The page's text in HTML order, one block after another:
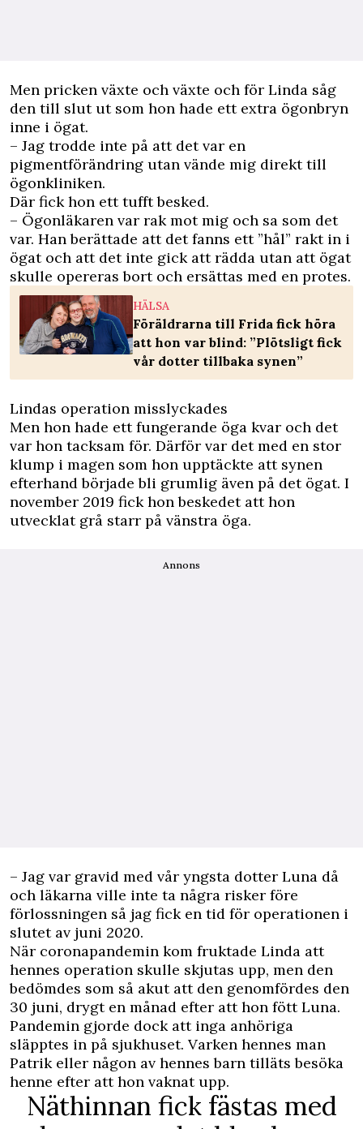
Men pricken växte och växte och för Linda såg
den till slut ut som hon hade ett extra ögonbryn
inne i ögat.
– Jag trodde inte på att det var en
pigmentförändring utan vände mig direkt till
ögonkliniken.
Där fick hon ett tufft besked.
– Ögonläkaren var rak mot mig och sa som det
var. Han berättade att det fanns ett ”hål” rakt in i
ögat och att det inte gick att rädda utan att ögat
skulle opereras bort och ersättas med en protes.
HÄLSA
Föräldrarna till Frida fick höra
att hon var blind: ”Plötsligt fick
vår dotter tillbaka synen”
Lindas operation misslyckades
Men hon hade ett fungerande öga kvar och det
var hon tacksam för. Därför var det med en stor
klump i magen som hon upptäckte att synen
efterhand började bli grumlig även på det ögat. I
november 2019 fick hon beskedet att hon
utvecklat grå starr på vänstra öga.
Annons
– Jag var gravid med vår yngsta dotter Luna då
och läkarna ville inte ta några risker före
förlossningen så jag fick en tid för operationen i
slutet av juni 2020.
När coronapandemin kom fruktade Linda att
hennes operation skulle skjutas upp, men den
bedömdes som så akut att den genomfördes den
30 juni, drygt en månad efter att hon fött Luna.
Pandemin gjorde dock att inga anhöriga
släpptes in på sjukhuset. Varken hennes man
Patrik eller någon av hennes barn tilläts besöka
henne efter att hon vaknat upp.
Näthinnan fick fästas med